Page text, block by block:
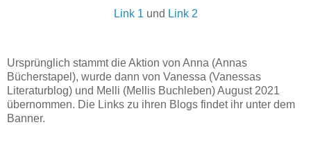
Link 1 und Link 2
Ursprünglich stammt die Aktion von Anna (Annas
Bücherstapel), wurde dann von Vanessa (Vanessas
Literaturblog) und Melli (Mellis Buchleben) August 2021
übernommen. Die Links zu ihren Blogs findet ihr unter dem
Banner.